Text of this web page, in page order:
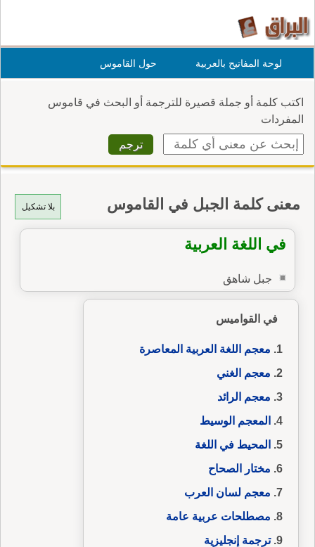
لوحة المفاتيح بالعربية حول القاموس
اكتب كلمة أو جملة قصيرة للترجمة أو البحث في قاموس
المفردات
بلا تشكيل معنى كلمة الجبل في القاموس
في اللغة العربية
جبل شاهق
في القواميس
معجم اللغة العربية المعاصرة
معجم الغني
معجم الرائد
المعجم الوسيط
المحيط في اللغة
مختار الصحاح
معجم لسان العرب
مصطلحات عربية عامة
ترجمة إنجليزية